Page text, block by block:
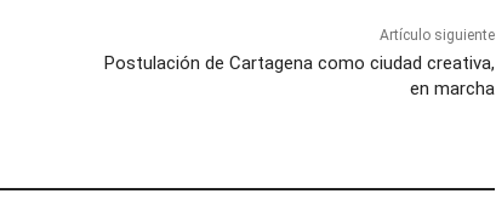
Artículo siguiente
Postulación de Cartagena como ciudad creativa,
en marcha